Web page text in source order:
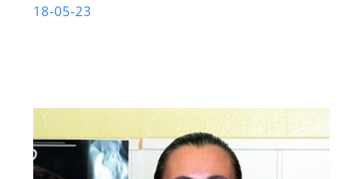
18-05-23